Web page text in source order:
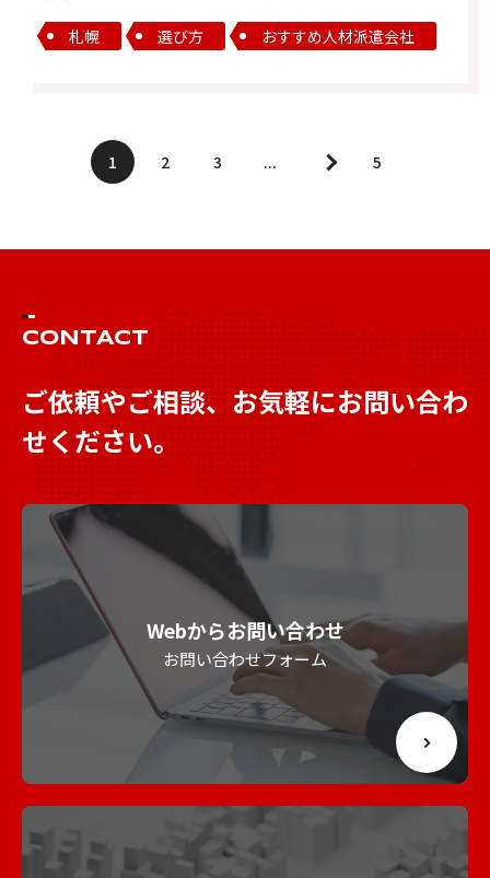
札幌 選び方 おすすめ人材派遣会社
1 2 3 ... 5
CONTACT
ご依頼やご相談、お気軽にお問い合わ
せください。
Webからお問い合わせ
お問い合わせフォーム